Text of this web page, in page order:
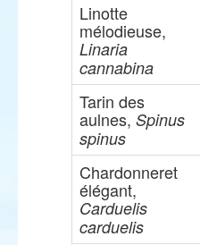
Linotte
mélodieuse,
Linaria
cannabina
Tarin des
aulnes, Spinus
spinus
Chardonneret
élégant,
Carduelis
carduelis